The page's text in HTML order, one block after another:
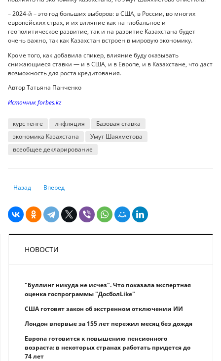
– 2024-й – это год больших выборов: в США, в России, во многих
европейских страх, и их влияние как на глобальное и
геополитическое развитие, так и на развитие Казахстана будет
очень важно, так как Казахстан встроен в мировую экономику.
Кроме того, как добавила спикер, влияние буду оказывать
снижающиеся ставки — и в США, и в Европе, и в Казахстане, что даст
возможность для роста кредитования.
Автор Татьяна Панченко
Источник forbes.kz
курс тенге инфляция
Базовая ставка
экономика Казахстана
Умут Шаяхметова
всеобщее декларирование
Предыдущий: Как казахстанцам запретить себе брать кредиты
Назад Следующий: Умут Шаяхметова: Курс мы прогнозируем
Вперед
НОВОСТИ
"Буллинг никуда не исчез". Что показала экспертная
оценка госпрограммы "ДосболLike"
США готовят закон об экстренном отключении ИИ
Лондон впервые за 155 лет пережил месяц без дождя
Европа готовится к повышению пенсионного
возраста: в некоторых странах работать придется до
74 лет